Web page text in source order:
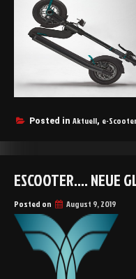
Posted in Aktuell, e-Scooter
ESCOOTER…. NEUE
Posted on August 9, 2019